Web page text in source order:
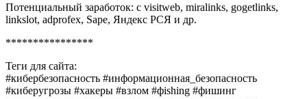
Потенциальный заработок: с visitweb, miralinks, gogetlinks,
linkslot, adprofex, Sape, Яндекс РСЯ и др.
****************
Теги для сайта:
#кибербезопасность #информационная_безопасность
#киберугрозы #хакеры #взлом #фishing #фишинг